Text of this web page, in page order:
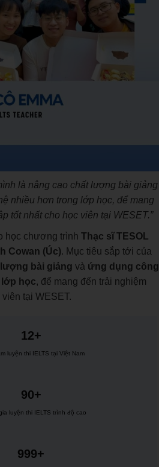
là nâng cao chất lượng bài giảng
nhiều hơn trong lớp học, để mang
tốt nhất cho học viên tại WESET.”
học chương trình Thạc sĩ TESOL
Cowan (Úc). Mục tiêu sắp tới của
bài giảng và ứng dụng công
học, để mang đến trải nghiệm
viên tại WESET.
12+
luyện thi IELTS tại Việt Nam
90+
luyện thi IELTS trình độ cao
999+